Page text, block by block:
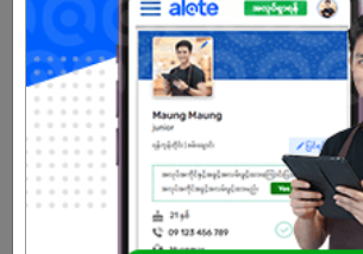
Don't have an account?
REGISTER NOW!
More Similar Jobs
Store Assistant
KOSMI Trading Co.,Ltd
South Okkalapa | Yangon